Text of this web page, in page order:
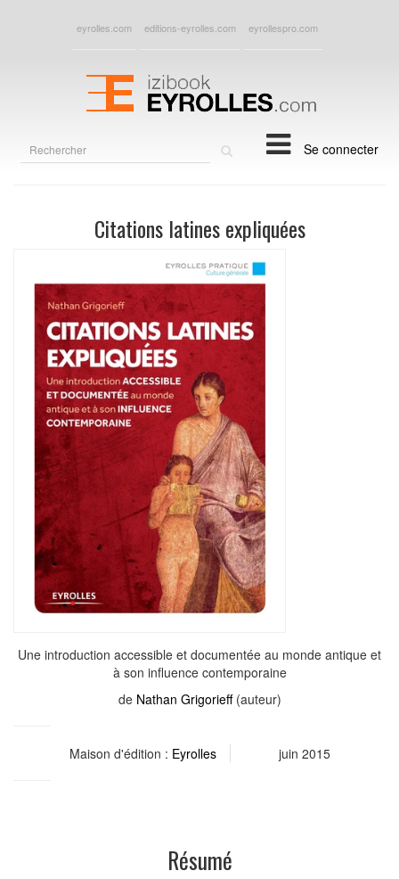
eyrolles.com editions-eyrolles.com eyrollespro.com
Se connecter
Citations latines expliquées
Une introduction accessible et documentée au monde antique et
à son influence contemporaine
de Nathan Grigorieff(auteur)
Maison d'édition : Eyrolles juin 2015
Résumé